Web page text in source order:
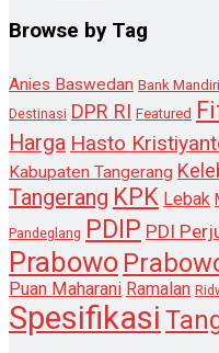
Browse by Tag
Anies Baswedan Bank Mandiri
Destinasi DPR RI Featured
Harga Hasto
Kabupaten Tangerang
Tangerang KPK Lebak
Pandeglang PDIP PDI
Prabowo
Puan Maharani Ramalan
Spesifikasi